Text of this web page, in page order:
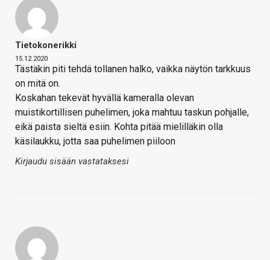
Tietokonerikki
15.12.2020
Tästäkin piti tehdä tollanen halko, vaikka näytön tarkkuus
on mitä on.
Koskahan tekevät hyvällä kameralla olevan
muistikortillisen puhelimen, joka mahtuu taskun pohjalle,
eikä paista sieltä esiin. Kohta pitää mielilläkin olla
käsilaukku, jotta saa puhelimen piiloon
Kirjaudu sisään vastataksesi